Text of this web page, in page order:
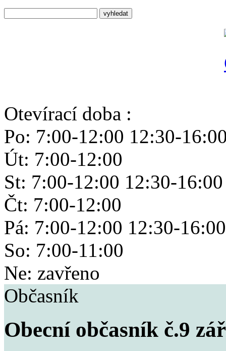
Otevírací doba :
Po: 7:00-12:00 12:30-
Út: 7:00-12:00
St: 7:00-12:00 12:30-16:00
Čt: 7:00-12:00
Pá: 7:00-12:00 12:30-16:00
So: 7:00-11:00
Ne: zavřeno
Občasník
Obecní občasník č.9